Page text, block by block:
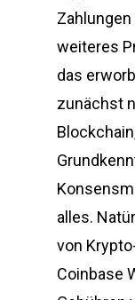
weiteres
das
zunächst
alles.
von
Coinbase